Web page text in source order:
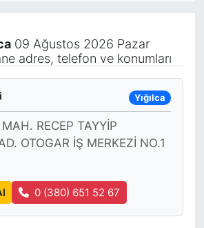
09 Ağustos 2026 Pazar
adres, telefon ve konumları
Yığılca
RECEP TAYYİP
OTOGAR İŞ MERKEZİ NO.1
0 (380) 651 52 67
(Arşiv)